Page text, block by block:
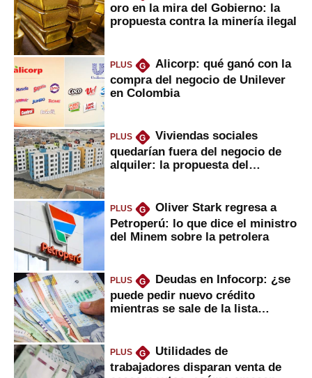
oro en la mira del Gobierno: la
propuesta contra la minería ilegal
PLUS G
Alicorp: qué ganó con la
compra del negocio de Unilever
en Colombia
PLUS G
Viviendas sociales
quedarían fuera del negocio de
alquiler: la propuesta del
PLUS G
Oliver Stark regresa a
Petroperú: lo que dice el ministro
del Minem sobre la petrolera
PLUS G
Deudas en Infocorp: ¿se
puede pedir nuevo crédito
mientras se sale de la lista
PLUS G
Utilidades de
trabajadores disparan venta de